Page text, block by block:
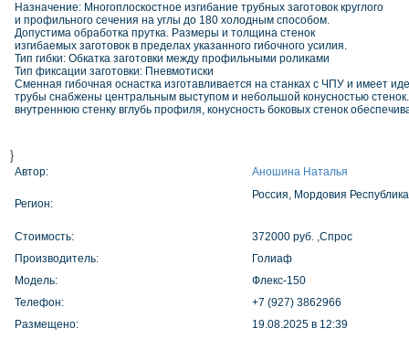
Назначение: Многоплоскостное изгибание трубных заготовок круглого
и профильного сечения на углы до 180 холодным способом.
Допустима обработка прутка. Размеры и толщина стенок
изгибаемых заготовок в пределах указанного гибочного усилия.
Тип гибки: Обкатка заготовки между профильными роликами
Тип фиксации заготовки: Пневмотиски
Сменная гибочная оснастка изготавливается на станках с ЧПУ и имеет
трубы снабжены центральным выступом и небольшой конусностью
внутреннюю стенку вглубь профиля, конусность боковых стенок
}
Автор: Аношина Наталья
Регион:
Россия, Мордовия Республика
Стоимость:
372000 руб. ,Спрос
Производитель:
Голиаф
Модель:
Флекс-150
Телефон:
+7 (927) 3862966
Размещено:
19.08.2025 в 12:39